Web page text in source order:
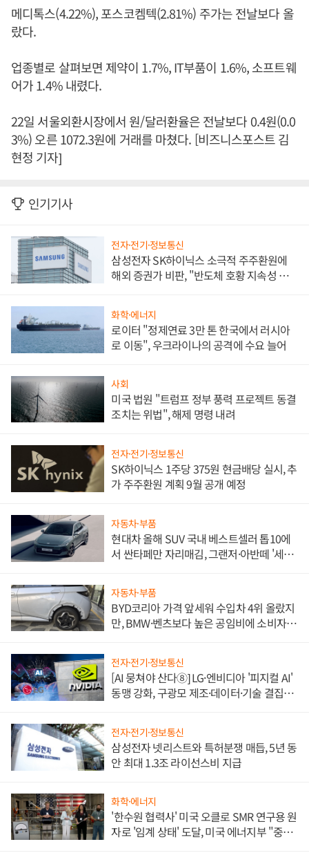
메디톡스(4.22%), 포스코켐텍(2.81%) 주가는 전날보다 올
랐다.
업종별로 살펴보면 제약이 1.7%, IT부품이 1.6%, 소프트웨
어가 1.4% 내렸다.
22일 서울외환시장에서 원/달러환율은 전날보다 0.4원(0.0
3%) 오른 1072.3원에 거래를 마쳤다. [비즈니스포스트 김
현정 기자]
인기기사
전자·전기·정보통신
삼성전자 SK하이닉스 소극적 주주환원에
해외 증권가 비판, "반도체 호황 지속성 의
화학·에너지
로이터 "정제연료 3만 톤 한국에서 러시아
로 이동", 우크라이나의 공격에 수요 늘어
사회
미국 법원 "트럼프 정부 풍력 프로젝트 동결
조치는 위법", 해제 명령 내려
전자·전기·정보통신
SK하이닉스 1주당 375원 현금배당 실시, 추
가 주주환원 계획 9월 공개 예정
자동차·부품
현대차 올해 SUV 국내 베스트셀러 톱10에
서 싼타페만 자리매김, 그랜저·아반떼 '세단
자동차·부품
BYD코리아 가격 앞세워 수입차 4위 올랐지
만, BMW·벤츠보다 높은 공임비에 소비자
전자·전기·정보통신
[AI 뭉쳐야 산다⑧] LG·엔비디아 '피지컬 AI'
동맹 강화, 구광모 제조·데이터·기술 결집
전자·전기·정보통신
삼성전자 넷리스트와 특허분쟁 매듭, 5년 동
안 최대 1.3조 라이선스비 지급
화학·에너지
'한수원 협력사' 미국 오클로 SMR 연구용 원
자로 '임계 상태' 도달, 미국 에너지부 "중요